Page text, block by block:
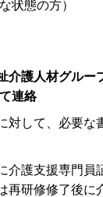
状態の方）
介護人材グルー
連絡
対して、必要な
介護支援専門員
再研修修了後に